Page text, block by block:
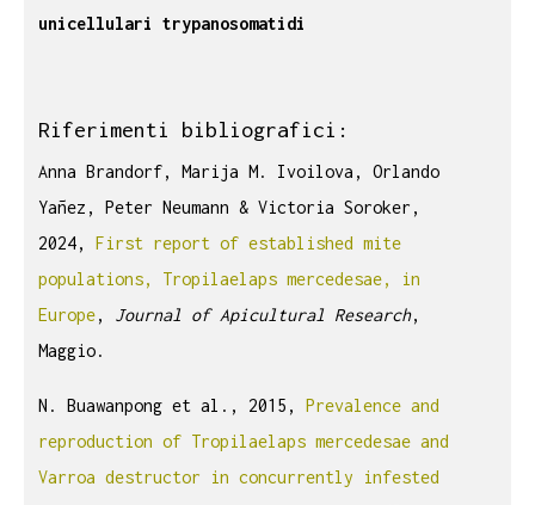
unicellulari trypanosomatidi
Riferimenti bibliografici:
Anna Brandorf, Marija M. Ivoilova, Orlando
Yañez, Peter Neumann & Victoria Soroker,
2024, First report of established mite
populations, Tropilaelaps mercedesae, in
Europe, Journal of Apicultural Research,
Maggio.
N. Buawanpong et al., 2015, Prevalence and
reproduction of Tropilaelaps mercedesae and
Varroa destructor in concurrently infested